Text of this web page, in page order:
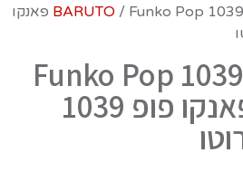
/ Funko Pop 1039 SHIKADAI BORUTO פאנקו
Funko Pop
BORUTO פאנקו פופ 1039